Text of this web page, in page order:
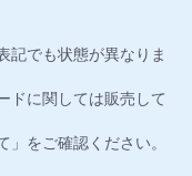
記でも状態が異なりま
ドに関しては販売して
をご確認ください。